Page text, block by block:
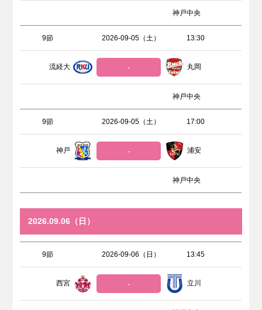
神戸中央
9節 2026-09-05（土） 13:30
流経大 - 丸岡
神戸中央
9節 2026-09-05（土） 17:00
神戸 - 浦安
神戸中央
2026.09.06（日）
9節 2026-09-06（日） 13:45
西宮 - 立川